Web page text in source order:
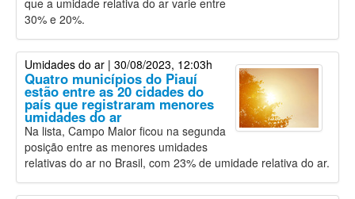
que a umidade relativa do ar varie entre
30% e 20%.
Umidades do ar | 30/08/2023, 12:03h
Quatro municípios do Piauí
estão entre as 20 cidades do
país que registraram menores
umidades do ar
Na lista, Campo Maior ficou na segunda
posição entre as menores umidades
relativas do ar no Brasil, com 23% de umidade relativa do ar.